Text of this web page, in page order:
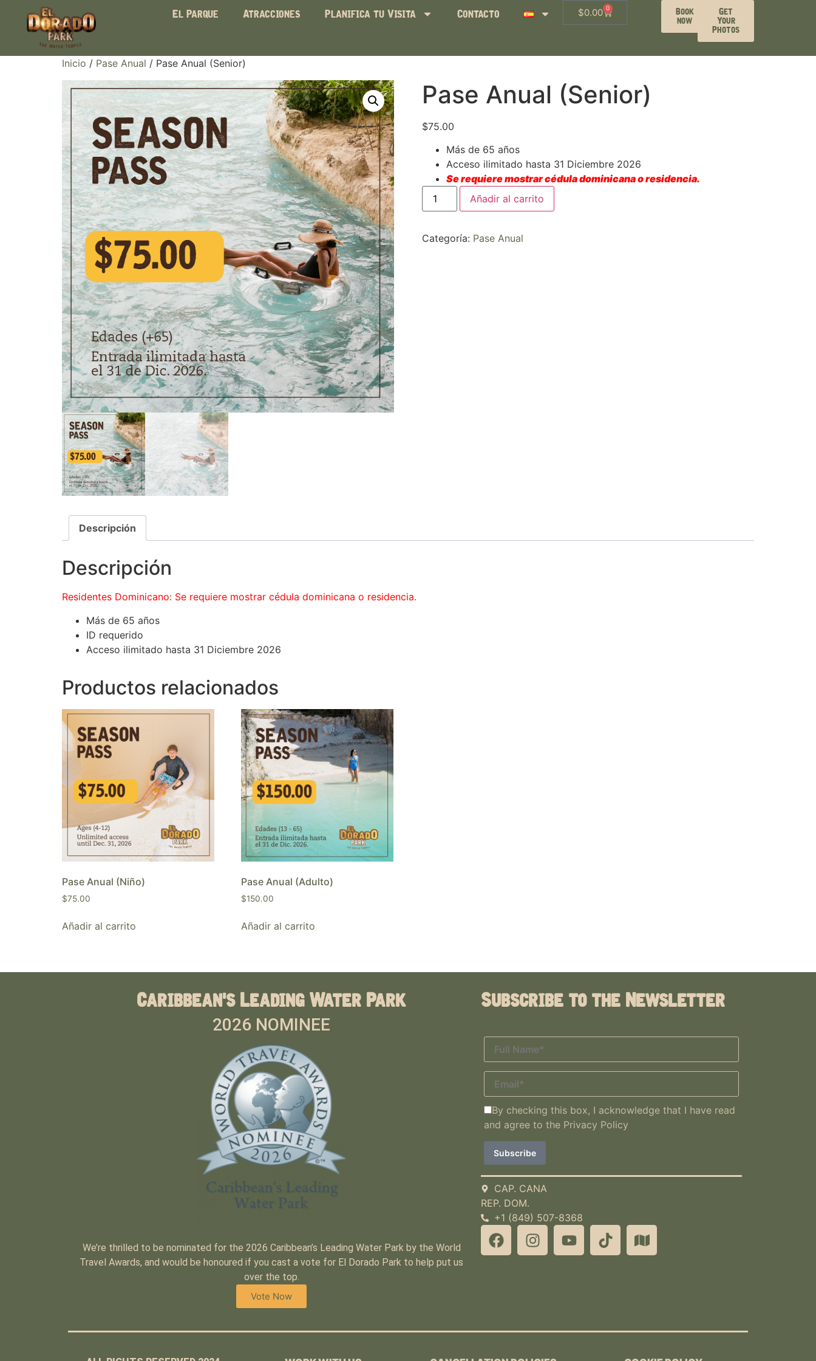
El Parque Atracciones Planifica tu Visita Contacto $0.00 0
Book
now
Get
Your
Photos
Inicio / Pase Anual / Pase Anual (Senior)
Pase Anual (Senior)
$75.00
Más de 65 años
Acceso ilimitado hasta 31 Diciembre 2026
Se requiere mostrar cédula dominicana o residencia.
Añadir al carrito
Categoría: Pase Anual
Descripción
Descripción
Residentes Dominicano: Se requiere mostrar cédula dominicana o residencia.
Más de 65 años
ID requerido
Acceso ilimitado hasta 31 Diciembre 2026
Productos relacionados
Pase Anual (Niño)
$75.00
Añadir al carrito
Pase Anual (Adulto)
$150.00
Añadir al carrito
Caribbean's Leading Water Park
2026 NOMINEE
We’re thrilled to be nominated for the 2026 Caribbean’s Leading Water Park by the World
Travel Awards, and would be honoured if you cast a vote for El Dorado Park to help put us
over the top.
Vote Now
Subscribe to the Newsletter
By checking this box, I acknowledge that I have read
and agree to the Privacy Policy
CAP. CANA
REP. DOM.
+1 (849) 507-8368